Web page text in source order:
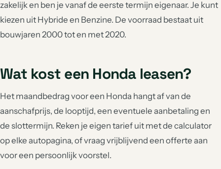
zakelijk en ben je vanaf de eerste termijn eigenaar. Je kunt
kiezen uit Hybride en Benzine. De voorraad bestaat uit
bouwjaren 2000 tot en met 2020.
Wat kost een Honda leasen?
Het maandbedrag voor een Honda hangt af van de
aanschafprijs, de looptijd, een eventuele aanbetaling en
de slottermijn. Reken je eigen tarief uit met de calculator
op elke autopagina, of vraag vrijblijvend een offerte aan
voor een persoonlijk voorstel.